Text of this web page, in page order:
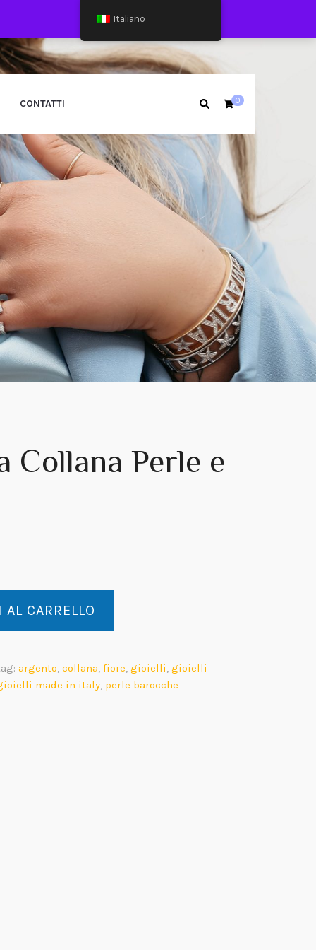
CONTATTI 0
Collana Perle e
CARRELLO
argento, collana, fiore, gioielli, gioielli
made in italy, perle barocche
Italiano